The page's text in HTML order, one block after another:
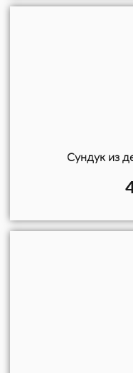
Сундук из